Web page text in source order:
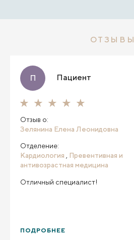
ОТЗЫВЫ
П Пациент
Отзыв о:
Зелянина Елена Леонидовна
Отделение:
Кардиология , Превентивная и
антивозрастная медицина
Отличный специалист!
ПОДРОБНЕЕ